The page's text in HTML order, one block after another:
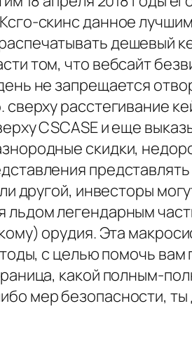
скинс данное
дешевый
том, что вебсайт
не запрещается
расстегивание
CSCASE и еще
скидки,
другой, инвесторы
легендарным
орудия. Эта
с целью помочь
какой полным-
мер безопасности,